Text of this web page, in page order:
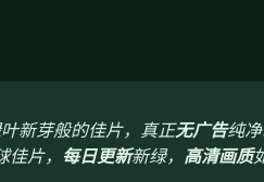
新芽般的佳片，真正无广告纯
佳片， 每日更新新绿， 高清画质